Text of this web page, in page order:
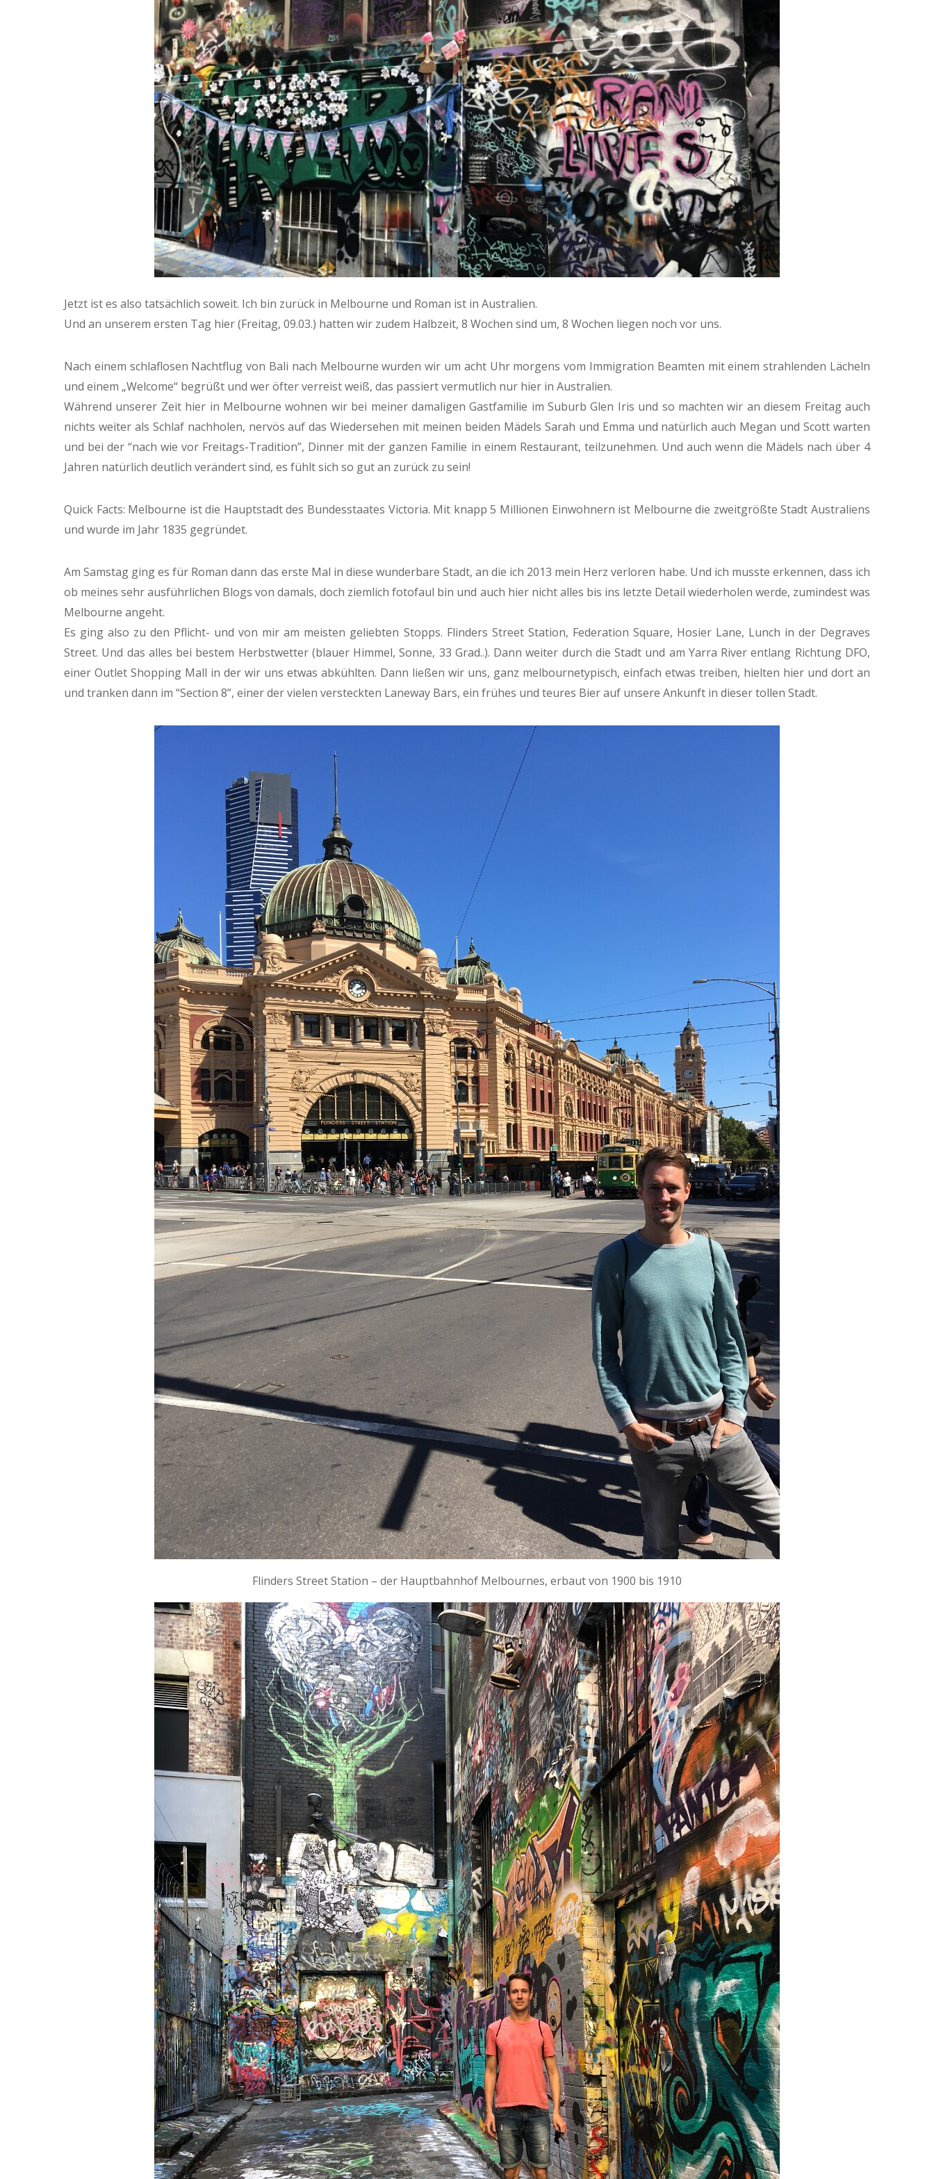
Jetzt ist es also tatsächlich soweit. Ich bin zurück in Melbourne und Roman ist in Australien.
Und an unserem ersten Tag hier (Freitag, 09.03.) hatten wir zudem Halbzeit, 8 Wochen sind um, 8 Wochen liegen noch vor uns.
Nach einem schlaflosen Nachtflug von Bali nach Melbourne wurden wir um acht Uhr morgens vom Immigration Beamten mit einem strahlenden Lächeln
und einem „Welcome“ begrüßt und wer öfter verreist weiß, das passiert vermutlich nur hier in Australien.
Während unserer Zeit hier in Melbourne wohnen wir bei meiner damaligen Gastfamilie im Suburb Glen Iris und so machten wir an diesem Freitag auch
nichts weiter als Schlaf nachholen, nervös auf das Wiedersehen mit meinen beiden Mädels Sarah und Emma und natürlich auch Megan und Scott warten
und bei der “nach wie vor Freitags-Tradition”, Dinner mit der ganzen Familie in einem Restaurant, teilzunehmen. Und auch wenn die Mädels nach über 4
Jahren natürlich deutlich verändert sind, es fühlt sich so gut an zurück zu sein!
Quick Facts: Melbourne ist die Hauptstadt des Bundesstaates Victoria. Mit knapp 5 Millionen Einwohnern ist Melbourne die zweitgrößte Stadt Australiens
und wurde im Jahr 1835 gegründet.
Am Samstag ging es für Roman dann das erste Mal in diese wunderbare Stadt, an die ich 2013 mein Herz verloren habe. Und ich musste erkennen, dass ich
ob meines sehr ausführlichen Blogs von damals, doch ziemlich fotofaul bin und auch hier nicht alles bis ins letzte Detail wiederholen werde, zumindest was
Melbourne angeht.
Es ging also zu den Pflicht- und von mir am meisten geliebten Stopps. Flinders Street Station, Federation Square, Hosier Lane, Lunch in der Degraves
Street. Und das alles bei bestem Herbstwetter (blauer Himmel, Sonne, 33 Grad..). Dann weiter durch die Stadt und am Yarra River entlang Richtung DFO,
einer Outlet Shopping Mall in der wir uns etwas abkühlten. Dann ließen wir uns, ganz melbournetypisch, einfach etwas treiben, hielten hier und dort an
und tranken dann im “Section 8”, einer der vielen versteckten Laneway Bars, ein frühes und teures Bier auf unsere Ankunft in dieser tollen Stadt.
Flinders Street Station – der Hauptbahnhof Melbournes, erbaut von 1900 bis 1910